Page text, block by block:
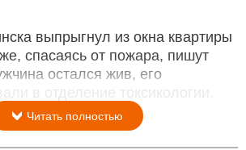
выпрыгнул из окна квартиры
спасаясь от пожара, пишут
остался жив, его
в отделение токсикологии.
Читать полностью